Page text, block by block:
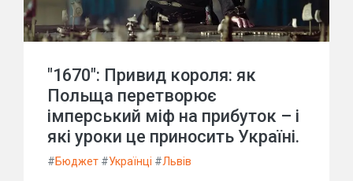
"1670": Привид короля: як
Польща перетворює
імперський міф на прибуток – і
які уроки це приносить Україні.
#Бюджет #Українці #Львів